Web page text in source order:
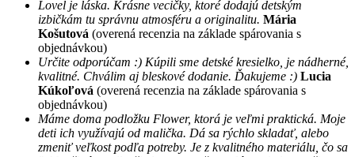
Lovel je láska. Krásne vecičky, ktoré dodajú detským
izbičkám tu správnu atmosféru a originalitu. Mária
Košutová (overená recenzia na základe spárovania s
objednávkou)
Určite odporúčam :) Kúpili sme detské kresielko, je nádherné,
kvalitné. Chválim aj bleskové dodanie. Ďakujeme :) Lucia
Kúkoľová (overená recenzia na základe spárovania s
objednávkou)
Máme doma podložku Flower, ktorá je veľmi praktická. Moje
deti ich využívajú od malička. Dá sa rýchlo skladať, alebo
zmeniť veľkost podľa potreby. Je z kvalitného materiálu, čo sa